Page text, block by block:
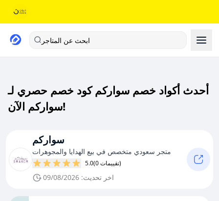
ابحث عن المتاجر
أحدث أكواد خصم سواركم كود خصم حصري لـ
سواركم الآن!
سواركم
متجر سعودي متخصص في بيع الهدايا والمجوهرات
5.0 (0 تقييمات)
اخر تحديث: 09/08/2026